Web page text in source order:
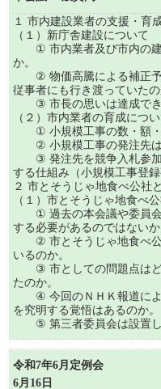
１ 市内建設業者の支援・育
（１）新庁舎建設について
① 市内業者及び市内の建
か。
② 物価高騰による補正予
従事者にも行き渡っていたの
③ 市長の思いは達成でき
（２）市内業者の育成につ
① 小規模工事の数・額・
② 小規模工事の発注先は
③ 発注先を競争入札参加
する仕組み（小規模工事登
２ 市とそうじゃ地食べ公社
（１）市とそうじゃ地食べ
① 過去の本会議や委員会
する必要があるのではないか
② 市とそうじゃ地食べ公
いるのか。
③ 市としての問題点はど
たのか。
④ 今回のＮＨＫ報道によ
を究明する覚悟はあるのか。
⑤ 第三者委員会は設置し
令和7年6月定例会
6月16日